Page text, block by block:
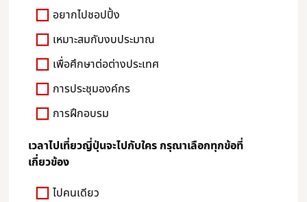
อยากไปชอปปิ้ง
เหมาะสมกับงบประมาณ
เพื่อศึกษาต่อต่างประเทศ
การประชุมองค์กร
การฝึกอบรม
เวลาไปเที่ยวญี่ปุ่นจะไปกับใคร กรุณาเลือกทุกข้อที่
เกี่ยวข้อง
ไปคนเดียว